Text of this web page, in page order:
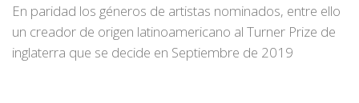
En paridad los géneros de artistas nominados, entre ello
un creador de origen latinoamericano al Turner Prize de
inglaterra que se decide en Septiembre de 2019